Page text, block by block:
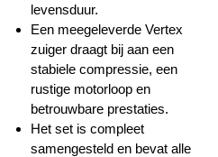
levensduur.
Een meegeleverde Vertex
zuiger draagt bij aan een
stabiele compressie, een
rustige motorloop en
betrouwbare prestaties.
Het set is compleet
samengesteld en bevat alle